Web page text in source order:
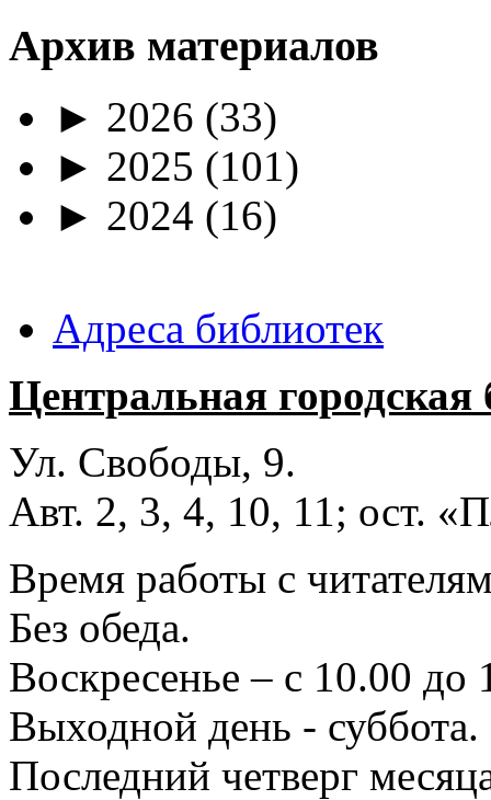
Архив материалов
► 2026 (33)
► 2025 (101)
► 2024 (16)
Адреса библиотек
Центральная
Ул. Свободы, 9.
Авт. 2, 3, 4, 10, 11; ост.
Время работы с
Без обеда.
Воскресенье – с 10.00 до
Выходной день - суббота.
Последний четверг